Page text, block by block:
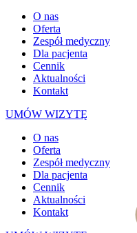
O nas
Oferta
Zespół medyczny
Dla pacjenta
Cennik
Aktualności
Kontakt
UMÓW WIZYTĘ
O nas
Oferta
Zespół medyczny
Dla pacjenta
Cennik
Aktualności
Kontakt